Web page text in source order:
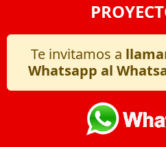
Te invitamos a
Whatsapp al